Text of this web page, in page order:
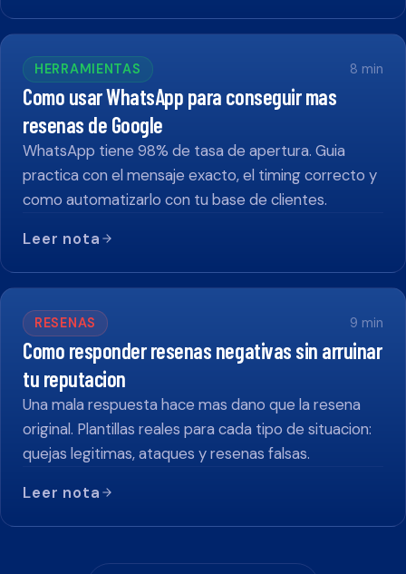
HERRAMIENTAS 8 min
Como usar WhatsApp para conseguir mas
resenas de Google
WhatsApp tiene 98% de tasa de apertura. Guia
practica con el mensaje exacto, el timing correcto y
como automatizarlo con tu base de clientes.
Leer nota
RESENAS 9 min
Como responder resenas negativas sin arruinar
tu reputacion
Una mala respuesta hace mas dano que la resena
original. Plantillas reales para cada tipo de situacion:
quejas legitimas, ataques y resenas falsas.
Leer nota